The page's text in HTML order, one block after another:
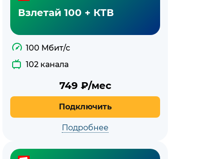
Взлетай 100 + КТВ
100 Мбит/с
102 канала
749 ₽/мес
Подключить
Подробнее